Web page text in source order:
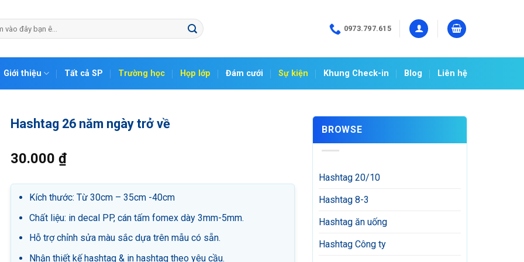
0973.797.615
Giới thiệu Tất cả SP Trường học Họp lớp Đám cưới Sự kiện Khung Check-in Blog Liên hệ
Hashtag 26 năm ngày trở về
30.000 ₫
Kích thước: Từ 30cm – 35cm -40cm
Chất liệu: in decal PP, cán tấm fomex dày 3mm-5mm.
Hỗ trợ chỉnh sửa màu sắc dựa trên mẫu có sẵn.
Nhận thiết kế hashtag & in hashtag theo yêu cầu.
BROWSE
Hashtag 20/10
Hashtag 8-3
Hashtag ăn uống
Hashtag Công ty